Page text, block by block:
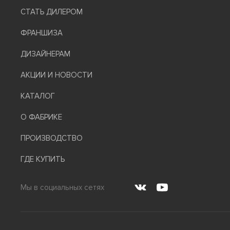
СТАТЬ ДИЛЕРОМ
ФРАНШИЗА
ДИЗАЙНЕРАМ
АКЦИИ И НОВОСТИ
КАТАЛОГ
О ФАБРИКЕ
ПРОИЗВОДСТВО
ГДЕ КУПИТЬ
Мы в социальных сетях